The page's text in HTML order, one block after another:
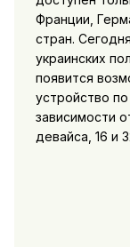
Франции,
стран.
украинских
появится
устройство
зависимости
девайса, 16 и